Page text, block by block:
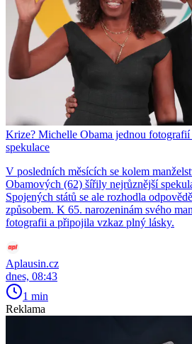
Krize? Michelle Obama jednou fotografií
spekulace
V posledních měsících se kolem
Obamových (62) šířily nejrůznější
Spojených států se ale rozhodla
způsobem. K 65. narozeninám svého
fotografii a připojila vzkaz plný lásky.
Aplausin.cz
dnes, 08:43
1 min
Reklama